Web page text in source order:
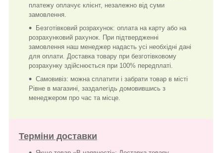
платежу оплачує клієнт, незалежно від суми
замовлення.
Безготівковий розрахунок: оплата на карту або на
розрахунковий рахунок. При підтвердженні
замовлення наш менеджер надасть усі необхідні дані
для оплати. Доставка товару при безготівковому
розрахунку здійснюється при 100% передплаті.
Самовивіз: можна сплатити і забрати товар в місті
Рівне в магазині, заздалегідь домовившись з
менеджером про час та місце.
Терміни доставки